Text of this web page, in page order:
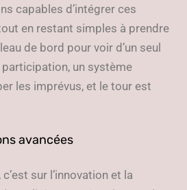
capables d’intégrer ces
en restant simples à prendre
de bord pour voir d’un seul
un système
les imprévus, et le tour est
avancées
sur l’innovation et la